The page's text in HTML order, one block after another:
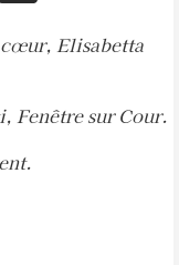
cœur, Elisabetta
Fenêtre sur Cour.